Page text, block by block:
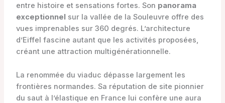
entre histoire et sensations fortes. Son panorama
exceptionnel sur la vallée de la Souleuvre offre des
vues imprenables sur 360 degrés. L’architecture
d’Eiffel fascine autant que les activités proposées,
créant une attraction multigénérationnelle.
La renommée du viaduc dépasse largement les
frontières normandes. Sa réputation de site pionnier
du saut à l’élastique en France lui confère une aura